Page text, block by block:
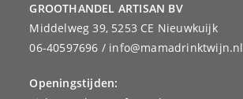
GROOTHANDEL ARTISAN BV
Middelweg 39, 5253 CE Nieuwkuijk
06-40597696 / info@mamadrinktwijn.nl
Openingstijden: